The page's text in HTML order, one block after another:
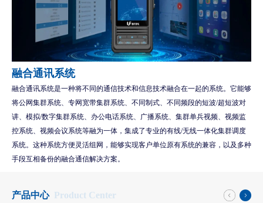
融合通讯系统
融合通讯系统是一种将不同的通信技术和信息技术融合在一起的系统。它能够
将公网集群系统、专网宽带集群系统、不同制式、不同频段的短波/超短波对
讲、模拟/数字集群系统、办公电话系统、广播系统、集群单兵视频、视频监
控系统、视频会议系统等融为一体，集成了专业的有线/无线一体化集群调度
系统。这种系统方便灵活组网，能够实现客户单位原有系统的兼容，以及多种
手段互相备份的融合通信解决方案。
产品中心 Product Center